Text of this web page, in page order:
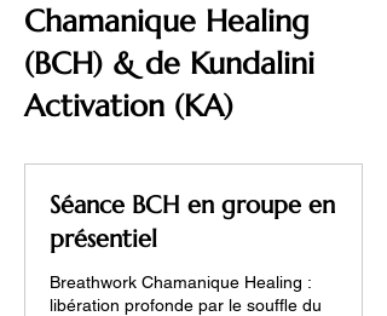
Chamanique Healing
(BCH) & de Kundalini
Activation (KA)
Séance BCH en groupe en
présentiel
Breathwork Chamanique Healing :
libération profonde par le souffle du